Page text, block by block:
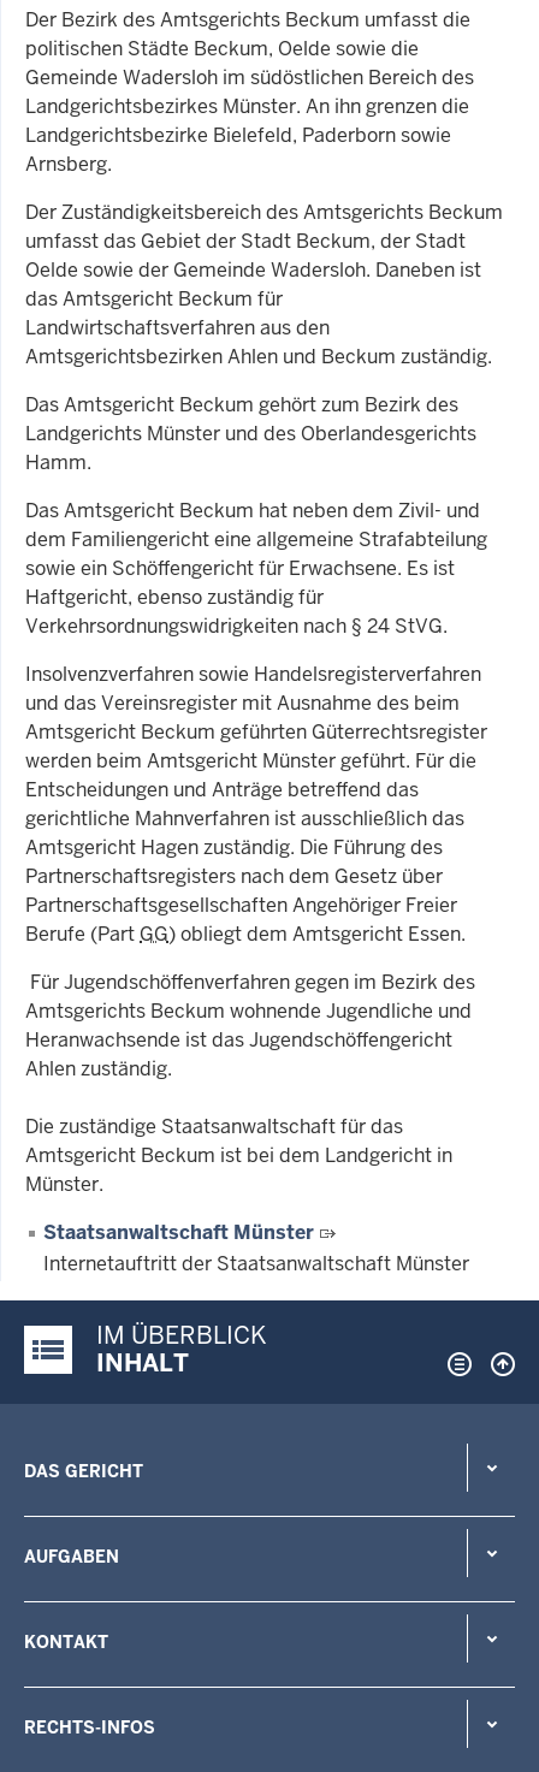
Der Bezirk des Amtsgerichts Beckum umfasst die
politischen Städte Beckum, Oelde sowie die
Gemeinde Wadersloh im südöstlichen Bereich des
Landgerichtsbezirkes Münster. An ihn grenzen die
Landgerichtsbezirke Bielefeld, Paderborn sowie
Arnsberg.
Der Zuständigkeitsbereich des Amtsgerichts Beckum
umfasst das Gebiet der Stadt Beckum, der Stadt
Oelde sowie der Gemeinde Wadersloh. Daneben ist
das Amtsgericht Beckum für
Landwirtschaftsverfahren aus den
Amtsgerichtsbezirken Ahlen und Beckum zuständig.
Das Amtsgericht Beckum gehört zum Bezirk des
Landgerichts Münster und des Oberlandesgerichts
Hamm.
Das Amtsgericht Beckum hat neben dem Zivil- und
dem Familiengericht eine allgemeine Strafabteilung
sowie ein Schöffengericht für Erwachsene. Es ist
Haftgericht, ebenso zuständig für
Verkehrsordnungswidrigkeiten nach § 24 StVG.
Insolvenzverfahren sowie Handelsregisterverfahren
und das Vereinsregister mit Ausnahme des beim
Amtsgericht Beckum geführten Güterrechtsregister
werden beim Amtsgericht Münster geführt. Für die
Entscheidungen und Anträge betreffend das
gerichtliche Mahnverfahren ist ausschließlich das
Amtsgericht Hagen zuständig. Die Führung des
Partnerschaftsregisters nach dem Gesetz über
Partnerschaftsgesellschaften Angehöriger Freier
Berufe (PartGG) obliegt dem Amtsgericht Essen.
Für Jugendschöffenverfahren gegen im Bezirk des
Amtsgerichts Beckum wohnende Jugendliche und
Heranwachsende ist das Jugendschöffengericht
Ahlen zuständig.
Die zuständige Staatsanwaltschaft für das
Amtsgericht Beckum ist bei dem Landgericht in
Münster.
Staatsanwaltschaft Münster
Internetauftritt der Staatsanwaltschaft Münster
Justiz-Portal im Überblick:
IM ÜBERBLICK
INHALT
DAS GERICHT
AUFGABEN
KONTAKT
RECHTS-INFOS